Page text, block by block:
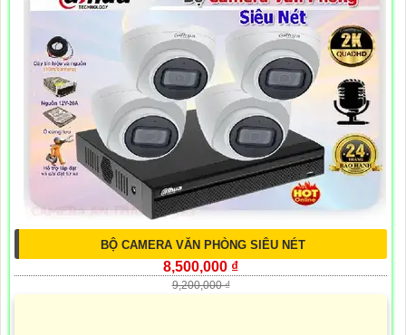
BỘ CAMERA VĂN PHÒNG SIÊU NÉT
8,500,000 ₫
9,200,000 ₫